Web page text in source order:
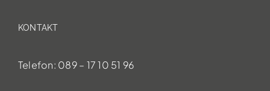
KONTAKT
Telefon: 089 – 17 10 51 96